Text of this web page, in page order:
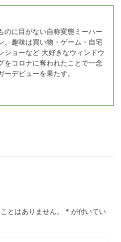
のに目がない自称変態ミーハー
。趣味は買い物・ゲーム・自宅
ショーなど 大好きなウィンドウ
をコロナに奪われたことで一念
ーデビューを果たす。
とはありません。 * が付いてい